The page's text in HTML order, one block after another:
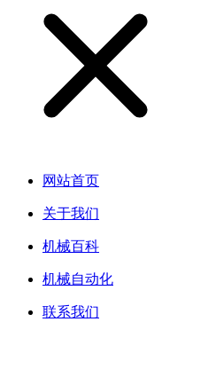
网站首页
关于我们
机械百科
机械自动化
联系我们